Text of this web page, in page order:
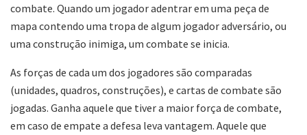
combate. Quando um jogador adentrar em uma peça de
mapa contendo uma tropa de algum jogador adversário, ou
uma construção inimiga, um combate se inicia.
As forças de cada um dos jogadores são comparadas
(unidades, quadros, construções), e cartas de combate são
jogadas. Ganha aquele que tiver a maior força de combate,
em caso de empate a defesa leva vantagem. Aquele que